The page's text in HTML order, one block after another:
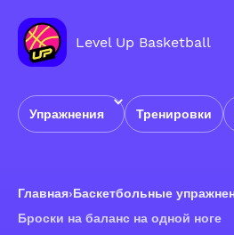
Level Up Basketball
Упражнения Тренировки
Главная›Баскетбольные
Броски на баланс на одной ноге